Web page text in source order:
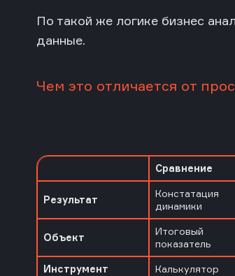
По такой же логике бизнес
данные.
Чем это отличается от
Сравнение
Результат
Констатация
динамики
Объект
Итоговый
показатель
Инструмент Калькулятор